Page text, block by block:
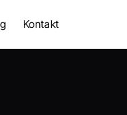
Kontakt